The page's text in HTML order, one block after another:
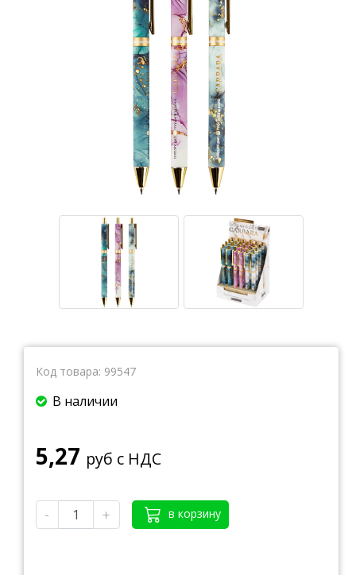
Ватманы, калька, бумага миллиметровая, форматки
Бумага для художественных и дизайнерских работ
Бумага для факса
Грамоты, дипломы, благодарности
Канцелярские книги, книги учета
Бумага писчая, газетная, копирка
Бумага в рулоне и стопе
Код товара: 99547
В наличии
5,27 руб с НДС
- + в корзину